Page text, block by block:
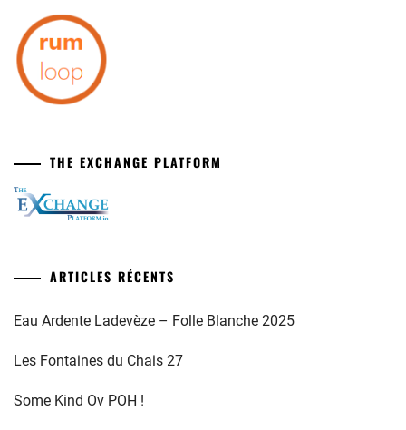
THE EXCHANGE PLATFORM
ARTICLES RÉCENTS
Eau Ardente Ladevèze – Folle Blanche 2025
Les Fontaines du Chais 27
Some Kind Ov POH !